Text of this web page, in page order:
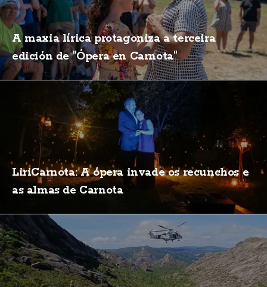
A maxia lírica protagoniza a terceira
edición de "Ópera en Carnota"
LiriCarnota: A ópera invade os recunchos e
as almas de Carnota